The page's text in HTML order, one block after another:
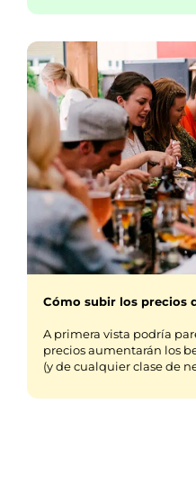
Cómo subir los precios
A primera vista podría
precios aumentarán los
(y de cualquier clase de